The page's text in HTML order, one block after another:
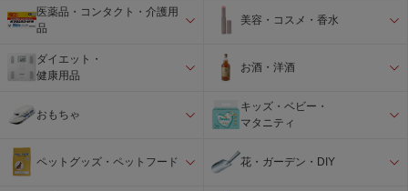
医薬品・コンタクト・介護用
品
美容・コスメ・香水
ダイエット・
健康用品
お酒・洋酒
おもちゃ
キッズ・ベビー・
マタニティ
ペットグッズ・ペットフード 花・ガーデン・DIY